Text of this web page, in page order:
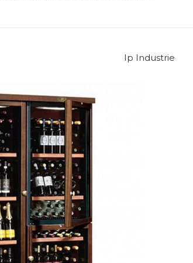
Ip Industrie